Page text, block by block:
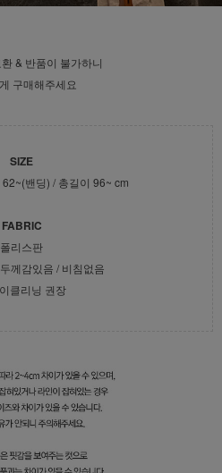
& 반품이 불가하니
구매해주세요
SIZE
밴딩) / 총길이 96~ cm
FABRIC
폴리스판
께감있음 / 비침없음
클리닝 권장